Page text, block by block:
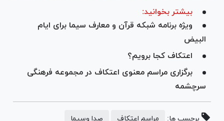
بیشتر بخوانید:
ویژه برنامه شبکه قرآن و معارف سیما برای ایام
البیض
اعتکاف کجا برویم؟
برگزاری مراسم معنوی اعتکاف در مجموعه فرهنگی
سرچشمه
برچسب ها: مراسم اعتکاف صدا وسیما